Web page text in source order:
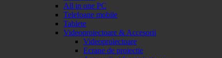
All in one PC
Telefoane mobile
Tablete
Videoproiectoare & Accesorii
Videoproiectoare
Ecrane de proiectie